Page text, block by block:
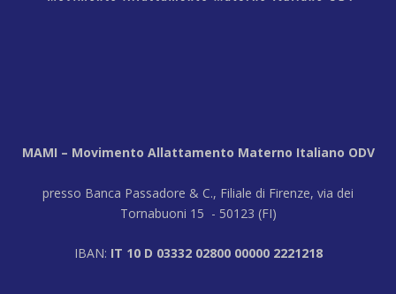
MAMI – Movimento Allattamento Materno Italiano ODV
presso Banca Passadore & C., Filiale di Firenze, via dei
Tornabuoni 15 - 50123 (FI)
IBAN: IT 10 D 03332 02800 00000 2221218